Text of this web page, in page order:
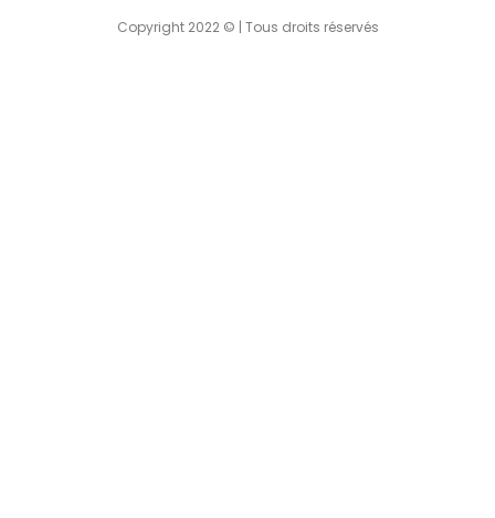
Copyright 2022 © | Tous droits réservés